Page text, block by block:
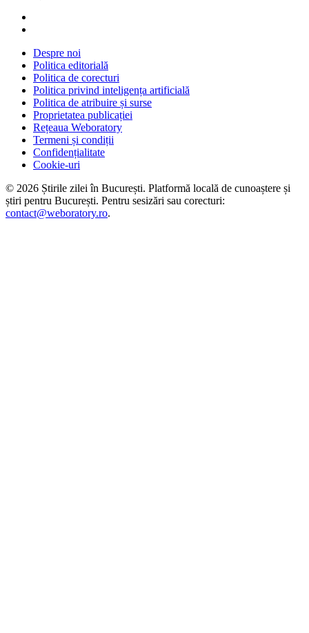
Despre noi
Politica editorială
Politica de corecturi
Politica privind inteligența artificială
Politica de atribuire și surse
Proprietatea publicației
Rețeaua Weboratory
Termeni și condiții
Confidențialitate
Cookie-uri
© 2026 Știrile zilei în București. Platformă locală de cunoaștere și
știri pentru București. Pentru sesizări sau corecturi:
contact@weboratory.ro.